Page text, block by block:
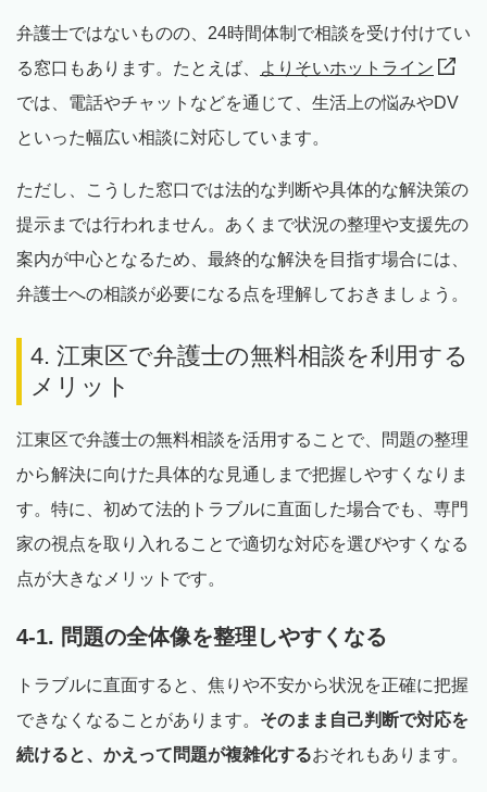
弁護士ではないものの、24時間体制で相談を受け付けてい
る窓口もあります。たとえば、
よりそいホットライン
では、電話やチャットなどを通じて、生活上の悩みやDV
といった幅広い相談に対応しています。
ただし、こうした窓口では法的な判断や具体的な解決策の
提示までは行われません。あくまで状況の整理や支援先の
案内が中心となるため、最終的な解決を目指す場合には、
弁護士への相談が必要になる点を理解しておきましょう。
4. 江東区で弁護士の無料相談を利用する
メリット
江東区で弁護士の無料相談を活用することで、問題の整理
から解決に向けた具体的な見通しまで把握しやすくなりま
す。特に、初めて法的トラブルに直面した場合でも、専門
家の視点を取り入れることで適切な対応を選びやすくなる
点が大きなメリットです。
4-1. 問題の全体像を整理しやすくなる
トラブルに直面すると、焦りや不安から状況を正確に把握
できなくなることがあります。 そのまま自己判断で対応を
続けると、かえって問題が複雑化するおそれもあります。